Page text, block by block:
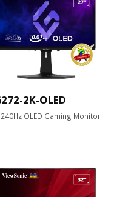
2K-OLED
OLED Gaming Monitor